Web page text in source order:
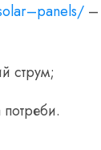
–
струм;
потреби.